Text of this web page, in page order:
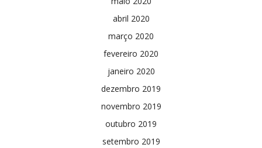
abril 2020
março 2020
fevereiro 2020
janeiro 2020
dezembro 2019
novembro 2019
outubro 2019
setembro 2019